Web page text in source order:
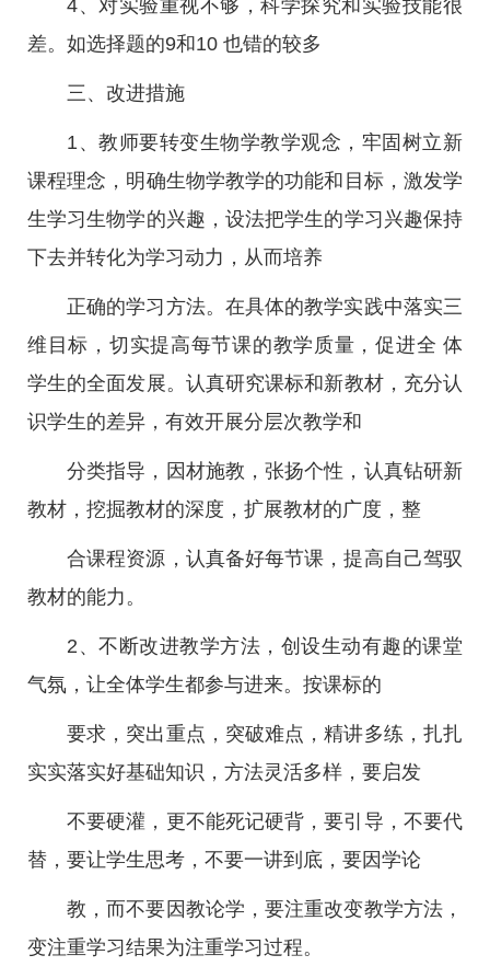
4、对实验重视不够，科学探究和实验技能很
差。如选择题的9和10 也错的较多
三、改进措施
1、教师要转变生物学教学观念，牢固树立新
课程理念，明确生物学教学的功能和目标，激发学
生学习生物学的兴趣，设法把学生的学习兴趣保持
下去并转化为学习动力，从而培养
正确的学习方法。在具体的教学实践中落实三
维目标，切实提高每节课的教学质量，促进全 体
学生的全面发展。认真研究课标和新教材，充分认
识学生的差异，有效开展分层次教学和
分类指导，因材施教，张扬个性，认真钻研新
教材，挖掘教材的深度，扩展教材的广度，整
合课程资源，认真备好每节课，提高自己驾驭
教材的能力。
2、不断改进教学方法，创设生动有趣的课堂
气氛，让全体学生都参与进来。按课标的
要求，突出重点，突破难点，精讲多练，扎扎
实实落实好基础知识，方法灵活多样，要启发
不要硬灌，更不能死记硬背，要引导，不要代
替，要让学生思考，不要一讲到底，要因学论
教，而不要因教论学，要注重改变教学方法，
变注重学习结果为注重学习过程。